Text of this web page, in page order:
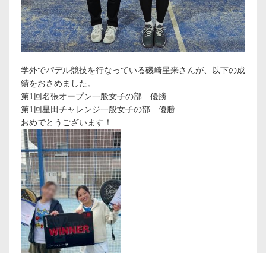
学外でパデル競技を行なっている磯崎星来さんが、以下の成
績をおさめました。
第1回名張オープン一般女子の部 優勝
第1回星田チャレンジ一般女子の部 優勝
おめでとうございます！